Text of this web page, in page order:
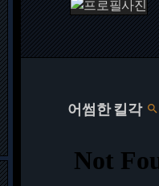
어썸한 킬각 